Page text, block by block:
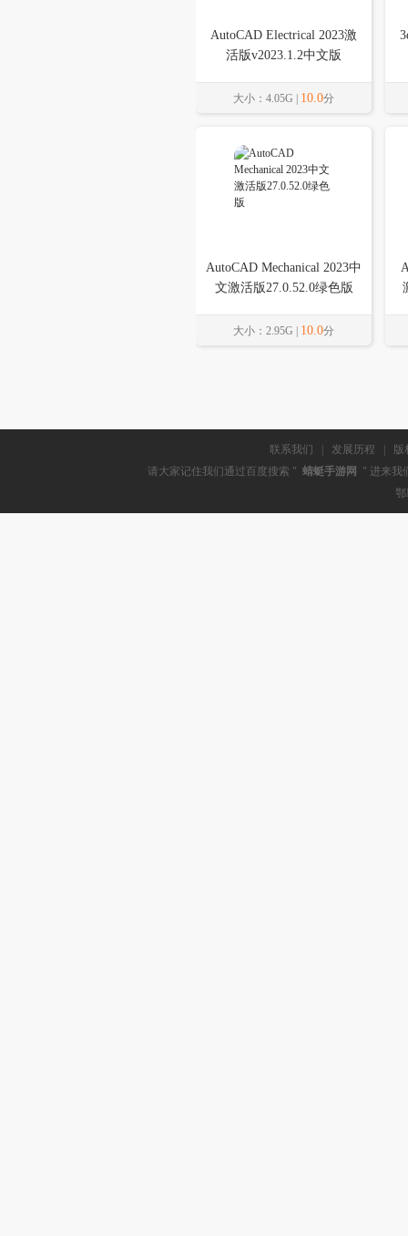
AutoCAD Electrical 2023激
活版v2023.1.2中文版
大小：4.05G | 10.0分
AutoCAD Mechanical 2023中
文激活版27.0.52.0绿色版
大小：2.95G | 10.0分
联系我们 发展历程
版
请大家记住我们通过百度搜索 " 蜻蜓手游网
" 进来我